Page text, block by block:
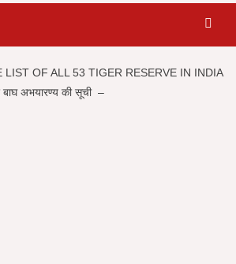
LIST OF ALL 53 TIGER RESERVE IN INDIA
अभयारण्य की सूची –